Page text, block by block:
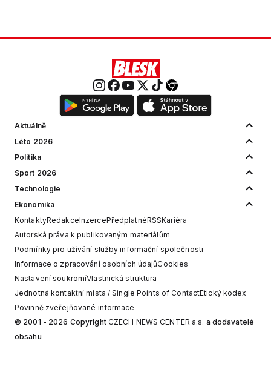
Aktuálně
Léto 2026
Politika
Sport 2026
Technologie
Ekonomika
KontaktyRedakceInzercePředplatnéRSSKariéra
Autorská práva k publikovaným materiálům
Podmínky pro užívání služby informační společnosti
Informace o zpracování osobních údajůCookies
Nastavení soukromíVlastnická struktura
Jednotná kontaktní místa / Single Points of ContactEtický kodex
Povinně zveřejňované informace
© 2001 - 2026 Copyright CZECH NEWS CENTER a.s. a dodavatelé
obsahu